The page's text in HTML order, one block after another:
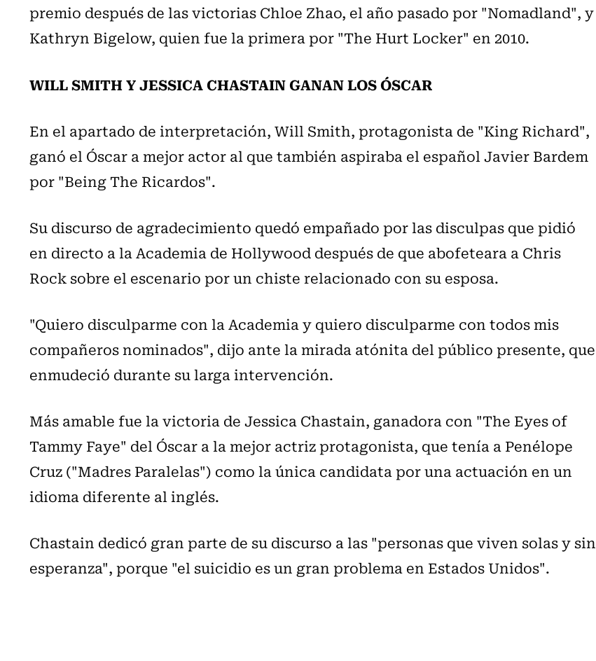
premio después de las victorias Chloe Zhao, el año pasado por "Nomadland", y
Kathryn Bigelow, quien fue la primera por "The Hurt Locker" en 2010.
WILL SMITH Y JESSICA CHASTAIN GANAN LOS ÓSCAR
En el apartado de interpretación, Will Smith, protagonista de "King Richard",
ganó el Óscar a mejor actor al que también aspiraba el español Javier Bardem
por "Being The Ricardos".
Su discurso de agradecimiento quedó empañado por las disculpas que pidió
en directo a la Academia de Hollywood después de que abofeteara a Chris
Rock sobre el escenario por un chiste relacionado con su esposa.
"Quiero disculparme con la Academia y quiero disculparme con todos mis
compañeros nominados", dijo ante la mirada atónita del público presente, que
enmudeció durante su larga intervención.
Más amable fue la victoria de Jessica Chastain, ganadora con "The Eyes of
Tammy Faye" del Óscar a la mejor actriz protagonista, que tenía a Penélope
Cruz ("Madres Paralelas") como la única candidata por una actuación en un
idioma diferente al inglés.
Chastain dedicó gran parte de su discurso a las "personas que viven solas y sin
esperanza", porque "el suicidio es un gran problema en Estados Unidos".